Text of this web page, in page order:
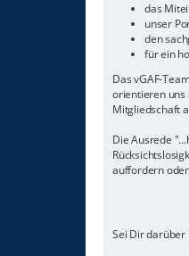
das
unser
den
für ein
Das vGAF-
orientieren uns
Mitgliedschaft
Die Ausrede
auffordern
Sei Dir darüber